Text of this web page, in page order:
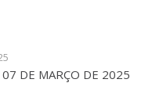
DE MARÇO DE 2025